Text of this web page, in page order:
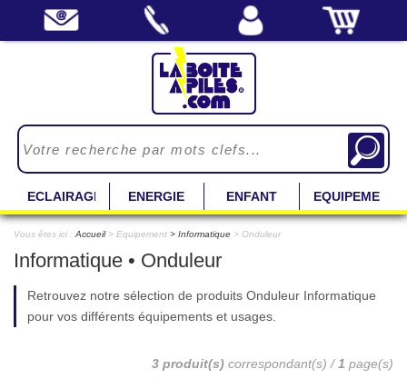
ECLAIRAGE ENERGIE ENFANT EQUIPEMENT
Vous êtes ici : Accueil> Equipement Informatique > Onduleur
Informatique • Onduleur
Retrouvez notre sélection de produits Onduleur Informatique
pour vos différents équipements et usages.
3 produit(s) correspondant(s) /1 page(s)